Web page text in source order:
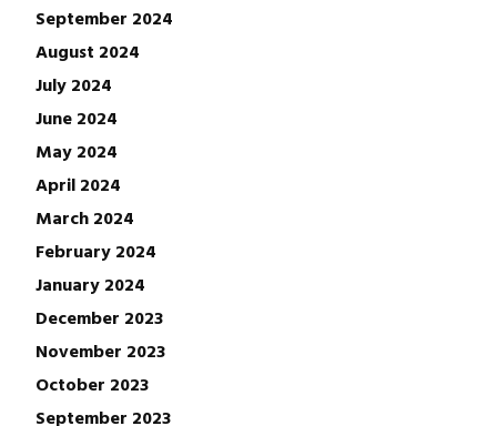
September 2024
August 2024
July 2024
June 2024
May 2024
April 2024
March 2024
February 2024
January 2024
December 2023
November 2023
October 2023
September 2023